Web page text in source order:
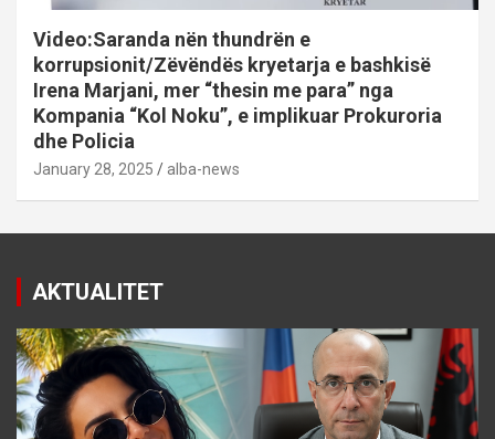
Video:Saranda nën thundrën e
korrupsionit/Zëvëndës kryetarja e bashkisë
Irena Marjani, mer “thesin me para” nga
Kompania “Kol Noku”, e implikuar Prokuroria
dhe Policia
January 28, 2025 alba-news
AKTUALITET